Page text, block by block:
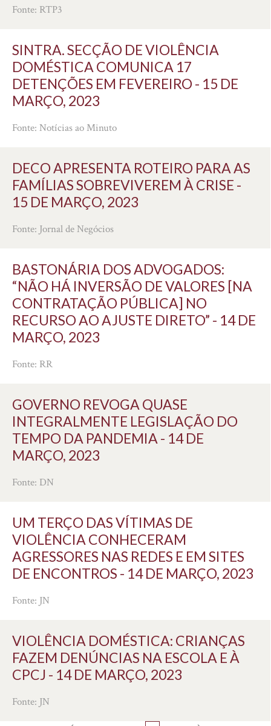
Fonte: RTP3
SINTRA. SECÇÃO DE VIOLÊNCIA
DOMÉSTICA COMUNICA 17
DETENÇÕES EM FEVEREIRO - 15 DE
MARÇO, 2023
Fonte: Notícias ao Minuto
DECO APRESENTA ROTEIRO PARA AS
FAMÍLIAS SOBREVIVEREM À CRISE -
15 DE MARÇO, 2023
Fonte: Jornal de Negócios
BASTONÁRIA DOS ADVOGADOS:
“NÃO HÁ INVERSÃO DE VALORES [NA
CONTRATAÇÃO PÚBLICA] NO
RECURSO AO AJUSTE DIRETO” - 14 DE
MARÇO, 2023
Fonte: RR
GOVERNO REVOGA QUASE
INTEGRALMENTE LEGISLAÇÃO DO
TEMPO DA PANDEMIA - 14 DE
MARÇO, 2023
Fonte: DN
UM TERÇO DAS VÍTIMAS DE
VIOLÊNCIA CONHECERAM
AGRESSORES NAS REDES E EM SITES
DE ENCONTROS - 14 DE MARÇO, 2023
Fonte: JN
VIOLÊNCIA DOMÉSTICA: CRIANÇAS
FAZEM DENÚNCIAS NA ESCOLA E À
CPCJ - 14 DE MARÇO, 2023
Fonte: JN